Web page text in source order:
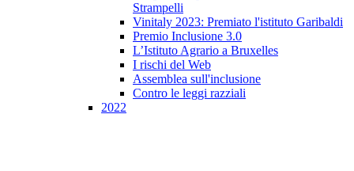
Strampelli
Vinitaly 2023: Premiato l'istituto Garibaldi
Premio Inclusione 3.0
L’Istituto Agrario a Bruxelles
I rischi del Web
Assemblea sull'inclusione
Contro le leggi razziali
2022